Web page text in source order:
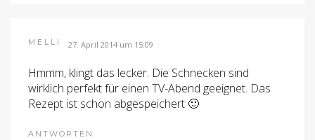
MELLI 27. April 2014 um 15:09
Hmmm, klingt das lecker. Die Schnecken sind
wirklich perfekt für einen TV-Abend geeignet. Das
Rezept ist schon abgespeichert 🙂
ANTWORTEN